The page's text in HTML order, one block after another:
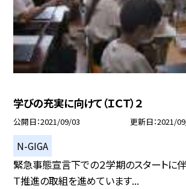
学びの充実に向けて（ＩＣＴ）２
公開日 2021/09/03 更新日 2021/
N-GIGA
緊急事態宣言下での２学期のスタートに
Ｔ推進の取組を進めています...